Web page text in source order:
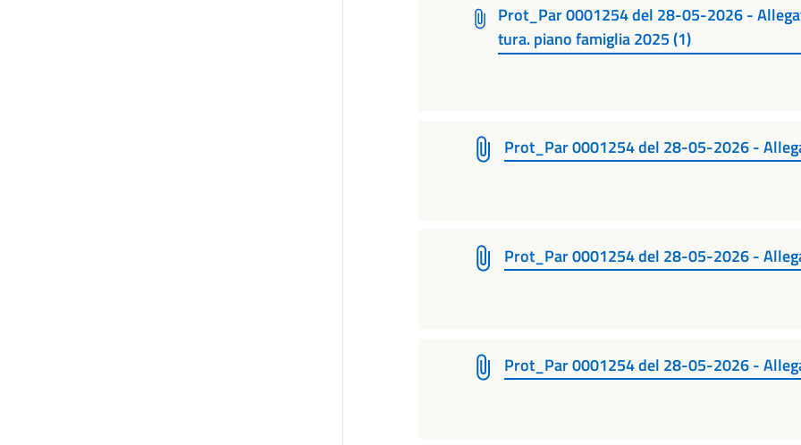
Prot_Par 0001254 del 28-05-2026 -
tura. piano famiglia 2025 (1)
Prot_Par 0001254 del 28-05-2026 -
Prot_Par 0001254 del 28-05-2026 -
Prot_Par 0001254 del 28-05-2026 -